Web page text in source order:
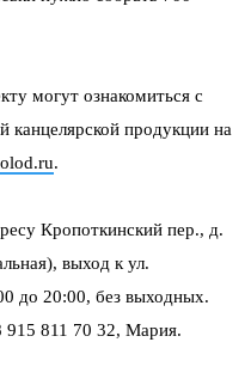
могут ознакомиться с
продукции на
.
Кропоткинский пер., д.
выход к ул.
до 20:00, без выходных.
915 811 70 32, Мария.